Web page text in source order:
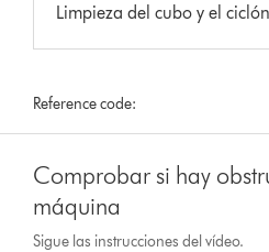
Limpieza del cubo y el ciclón
Reference code:
Comprobar si hay
máquina
Sigue las instrucciones del vídeo.